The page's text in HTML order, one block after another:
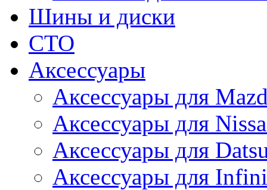
Шины и диски
СТО
Аксессуары
Аксессуары для
Аксессуары для
Аксессуары для
Аксессуары для